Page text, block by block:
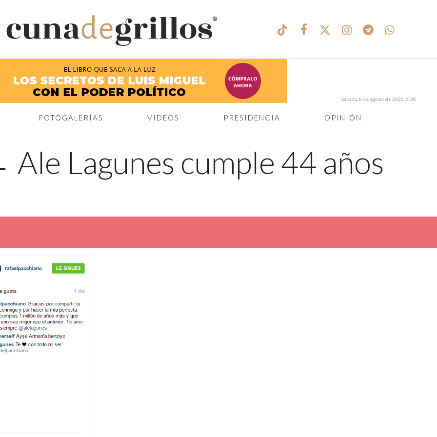
®
FOTOGALERÍAS VIDEOS PRESIDENCIA OPINIÓN
Sábado, 8 de agosto de 2026, 6:38
Ale Lagunes cumple 44 años